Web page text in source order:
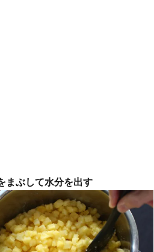
まぶして水分を出す